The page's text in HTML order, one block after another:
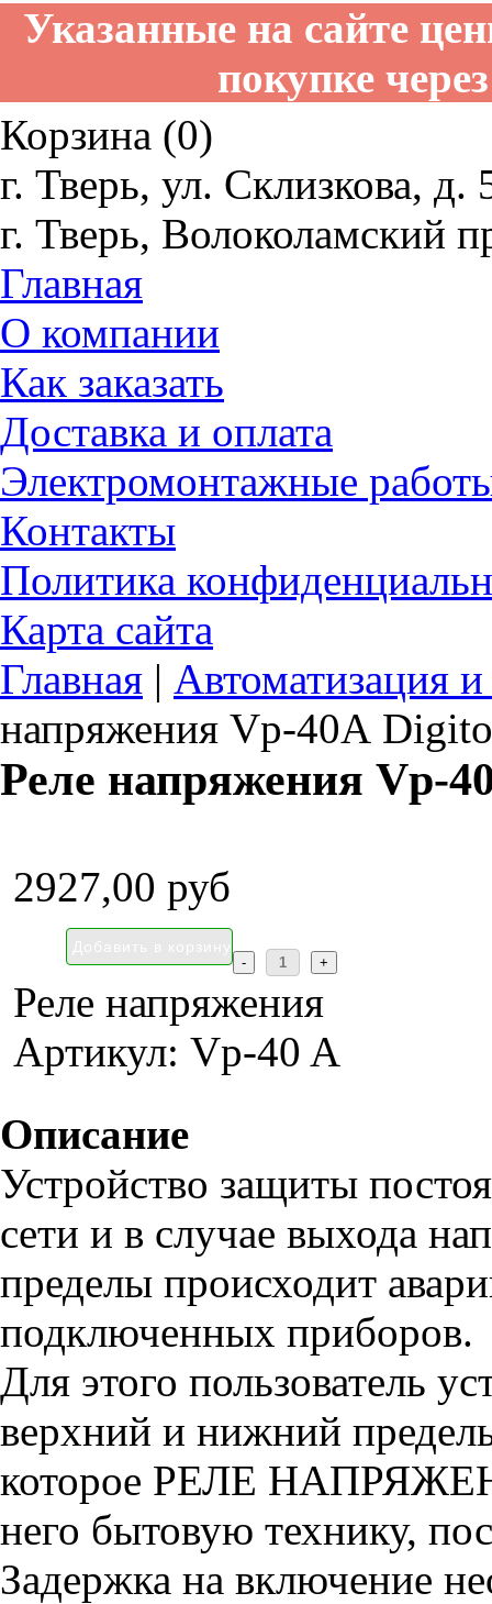
Указанные на сайте
покупке
Корзина (0)
г. Тверь, ул. Склизкова, д.
г. Тверь, Волоколамский
Главная
О компании
Как заказать
Доставка и оплата
Электромонтажные
Контакты
Политика
Карта сайта
Главная | Автоматизация
напряжения Vp-40А
Реле напряжения Vp-
2927,00 руб
Реле напряжения
Артикул: Vp-40 A
Описание
Устройство защиты
сети и в случае выхода
пределы происходит
подключенных приборов.
Для этого пользователь
верхний и нижний
которое РЕЛЕ
него бытовую технику,
Задержка на включение